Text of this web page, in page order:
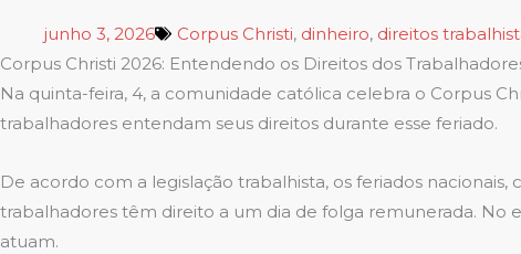
junho 3, 2026 Corpus Christi, dinheiro, direitos
Corpus Christi 2026: Entendendo os Direitos dos
Na quinta-feira, 4, a comunidade católica celebra o Corpus
trabalhadores entendam seus direitos durante esse feriado.
De acordo com a legislação trabalhista, os feriados
trabalhadores têm direito a um dia de folga remunerada.
atuam.